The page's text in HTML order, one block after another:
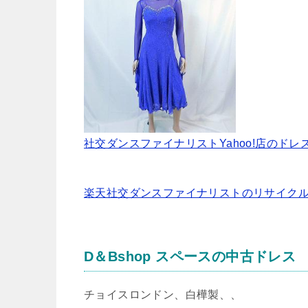
社交ダンスファイナリストYahoo!店のドレ
楽天社交ダンスファイナリストのリサイク
D＆Bshop スペースの中古ドレス
チョイスロンドン、白樺製、、